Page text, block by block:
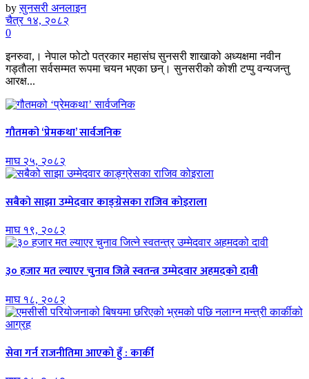
by सुनसरी अनलाइन
चैत्र १४, २०८२
0
इनरुवा,। नेपाल फोटो पत्रकार महासंघ सुनसरी शाखाको अध्यक्षमा नवीन
गड्ताैला सर्वसम्मत रूपमा चयन भएका छन्। सुनसरीको काेशी टप्पु वन्यजन्तु
आरक्ष...
गौतमको ‘प्रेमकथा’ सार्वजनिक
माघ २५, २०८२
सबैको साझा उम्मेदवार काङ्ग्रेसका राजिव कोइराला
माघ १९, २०८२
३० हजार मत ल्याएर चुनाव जित्ने स्वतन्त्र उम्मेदवार अहमदको दावी
माघ १८, २०८२
सेवा गर्न राजनीतिमा आएको हुँ : कार्की